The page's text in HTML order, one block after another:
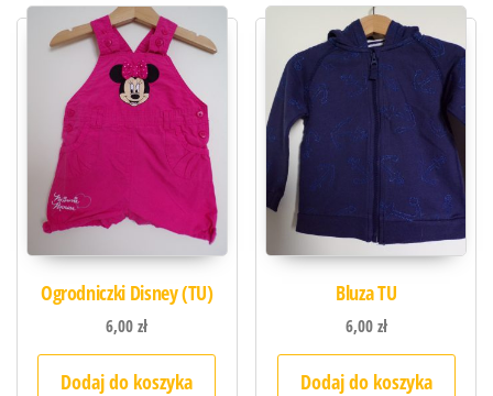
Ogrodniczki Disney (TU)
6,00zł
Dodaj do koszyka
Bluza TU
6,00zł
Dodaj do koszyka